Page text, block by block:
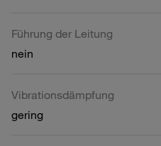
Führung der Leitung
nein
Vibrationsdämpfung
gering